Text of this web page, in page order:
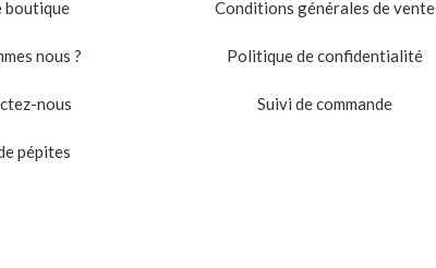
boutique
nous ?
nous
pépites
Conditions générales de vente
Politique de confidentialité
Suivi de commande